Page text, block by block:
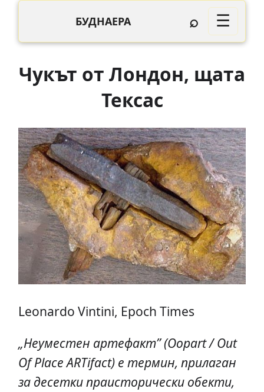
БУДНАЕРА ⌕ ☰
Чукът от Лондон, щата
Тексас
Leonardo Vintini, Epoch Times
„Неуместен артефакт” (Oopart/ Out
OfPlaceARTifact) е термин, прилаган
за десетки праисторически обекти,